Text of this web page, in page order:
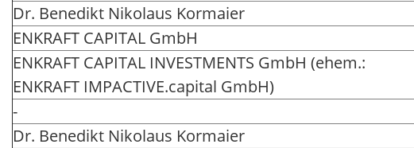
Dr. Benedikt Nikolaus Kormaier
ENKRAFT CAPITAL GmbH
ENKRAFT CAPITAL INVESTMENTS GmbH (ehem.:
ENKRAFT IMPACTIVE.capital GmbH)
-
Dr. Benedikt Nikolaus Kormaier